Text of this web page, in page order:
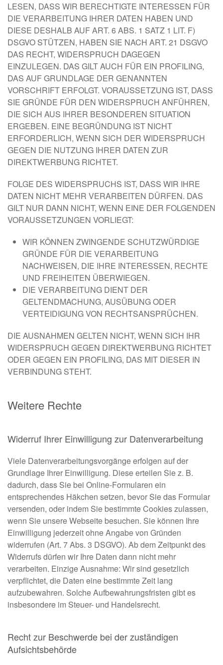
LESEN, DASS WIR BERECHTIGTE INTERESSEN FÜR
DIE VERARBEITUNG IHRER DATEN HABEN UND
DIESE DESHALB AUF ART. 6 ABS. 1 SATZ 1 LIT. F)
DSGVO STÜTZEN, HABEN SIE NACH ART. 21 DSGVO
DAS RECHT, WIDERSPRUCH DAGEGEN
EINZULEGEN. DAS GILT AUCH FÜR EIN PROFILING,
DAS AUF GRUNDLAGE DER GENANNTEN
VORSCHRIFT ERFOLGT. VORAUSSETZUNG IST, DASS
SIE GRÜNDE FÜR DEN WIDERSPRUCH ANFÜHREN,
DIE SICH AUS IHRER BESONDEREN SITUATION
ERGEBEN. EINE BEGRÜNDUNG IST NICHT
ERFORDERLICH, WENN SICH DER WIDERSPRUCH
GEGEN DIE NUTZUNG IHRER DATEN ZUR
DIREKTWERBUNG RICHTET.
FOLGE DES WIDERSPRUCHS IST, DASS WIR IHRE
DATEN NICHT MEHR VERARBEITEN DÜRFEN. DAS
GILT NUR DANN NICHT, WENN EINE DER FOLGENDEN
VORAUSSETZUNGEN VORLIEGT:
WIR KÖNNEN ZWINGENDE SCHUTZWÜRDIGE
GRÜNDE FÜR DIE VERARBEITUNG
NACHWEISEN, DIE IHRE INTERESSEN, RECHTE
UND FREIHEITEN ÜBERWIEGEN.
DIE VERARBEITUNG DIENT DER
GELTENDMACHUNG, AUSÜBUNG ODER
VERTEIDIGUNG VON RECHTSANSPRÜCHEN.
DIE AUSNAHMEN GELTEN NICHT, WENN SICH IHR
WIDERSPRUCH GEGEN DIREKTWERBUNG RICHTET
ODER GEGEN EIN PROFILING, DAS MIT DIESER IN
VERBINDUNG STEHT.
Weitere Rechte
Widerruf Ihrer Einwilligung zur Datenverarbeitung
Viele Datenverarbeitungsvorgänge erfolgen auf der
Grundlage Ihrer Einwilligung. Diese erteilen Sie z. B.
dadurch, dass Sie bei Online-Formularen ein
entsprechendes Häkchen setzen, bevor Sie das Formular
versenden, oder indem Sie bestimmte Cookies zulassen,
wenn Sie unsere Webseite besuchen. Sie können Ihre
Einwilligung jederzeit ohne Angabe von Gründen
widerrufen (Art. 7 Abs. 3 DSGVO). Ab dem Zeitpunkt des
Widerrufs dürfen wir Ihre Daten dann nicht mehr
verarbeiten. Einzige Ausnahme: Wir sind gesetzlich
verpflichtet, die Daten eine bestimmte Zeit lang
aufzubewahren. Solche Aufbewahrungsfristen gibt es
insbesondere im Steuer- und Handelsrecht.
Recht zur Beschwerde bei der zuständigen
Aufsichtsbehörde